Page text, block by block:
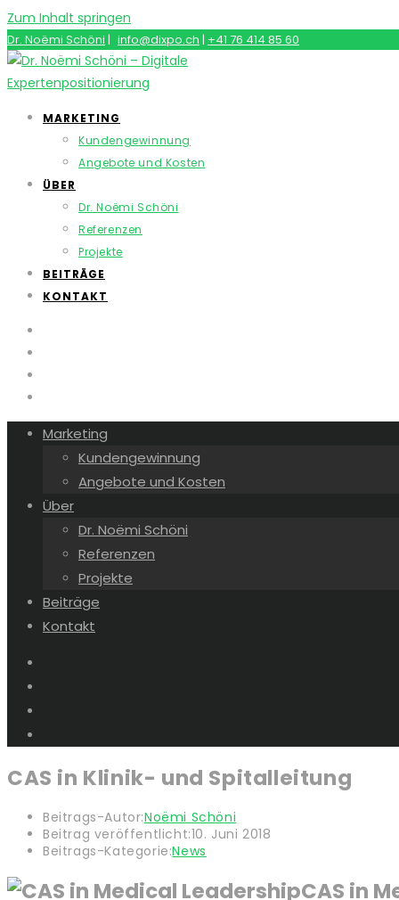
Zum Inhalt springen
Dr. Noëmi Schöni | info@dixpo.ch | +41 76 414 85 60
MARKETING
Kundengewinnung
Angebote und Kosten
ÜBER
Dr. Noëmi Schöni
Referenzen
Projekte
BEITRÄGE
KONTAKT
Marketing
Kundengewinnung
Angebote und Kosten
Über
Dr. Noëmi Schöni
Referenzen
Projekte
Beiträge
Kontakt
CAS in Klinik- und Spitalleitung
Beitrags-Autor:Noëmi Schöni
Beitrag veröffentlicht:10. Juni 2018
Beitrags-Kategorie:News
CAS in